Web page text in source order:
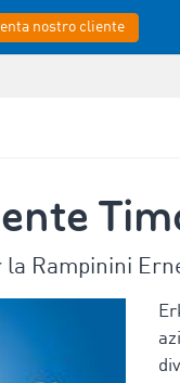
nostro cliente
la Rampinini